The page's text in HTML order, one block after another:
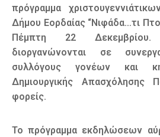
πρόγραμμα
Δήμου Εορδαίας “Νιφάδα…τι
Πέμπτη 22
διοργανώνονται σε
συλλόγους γονέων και
Δημιουργικής Απασχόλησης
φορείς.
To πρόγραμμα εκδηλώσεων